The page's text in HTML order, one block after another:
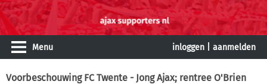
Menu inloggen aanmelden
Voorbeschouwing FC Twente - Jong Ajax; rentree O'Brien